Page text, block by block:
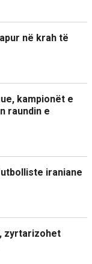
në krah të
kampionët e
raundin e
iraniane
zyrtarizohet